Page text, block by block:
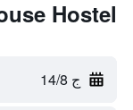
Hostel
ج 14/8